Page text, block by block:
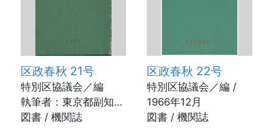
区政春秋 21号
特別区協議会／編
執筆者：東京都副知
事 鈴木俊一ほか /
図書 / 機関誌
区政春秋 22号
特別区協議会／編 /
1966年12月
図書 / 機関誌